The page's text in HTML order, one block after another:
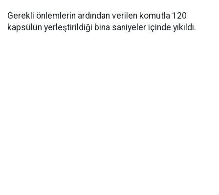
Gerekli önlemlerin ardından verilen komutla 120
kapsülün yerleştirildiği bina saniyeler içinde yıkıldı.